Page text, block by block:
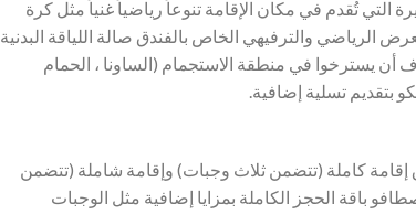
التي تُقدم في مكان الإقامة تنوعاً رياضياً غنياً مثل كرة
الرياضي والترفيهي الخاص بالفندق صالة اللياقة البدنية
أن يسترخوا في منطقة الاستجمام (الساونا ، الحمام
بتقديم تسلية إضافية.
كاملة (تتضمن ثلاث وجبات) وإقامة شاملة (تتضمن
باقة الحجز الكاملة بمزايا إضافية مثل الوجبات